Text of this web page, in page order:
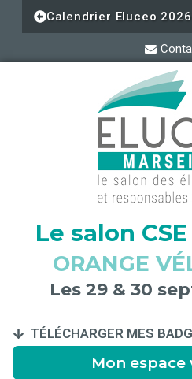
Calendrier Eluceo 2026
Le salon
ORANGE
Les 29 & 30
TÉLÉCHARGER MES
Mon espace